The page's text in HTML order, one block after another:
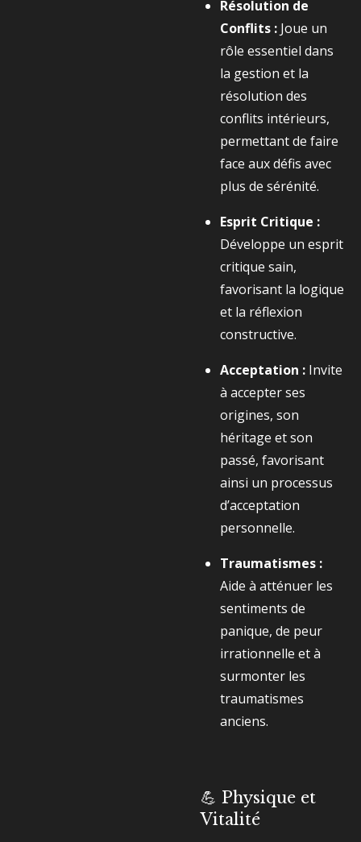
Résolution de
Conflits : Joue un
rôle essentiel dans
la gestion et la
résolution des
conflits intérieurs,
permettant de faire
face aux défis avec
plus de sérénité.
Esprit Critique :
Développe un esprit
critique sain,
favorisant la logique
et la réflexion
constructive.
Acceptation : Invite
à accepter ses
origines, son
héritage et son
passé, favorisant
ainsi un processus
d’acceptation
personnelle.
Traumatismes :
Aide à atténuer les
sentiments de
panique, de peur
irrationnelle et à
surmonter les
traumatismes
anciens.
💪 Physique et
Vitalité